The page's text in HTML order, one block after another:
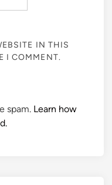
IN THIS
I COMMENT.
spam. Learn how